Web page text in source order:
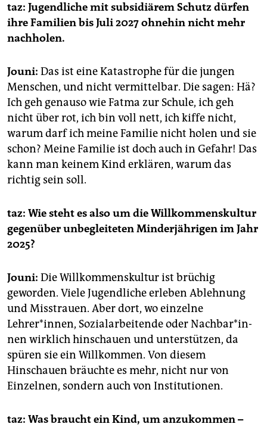
taz: Jugendliche mit subsidiärem Schutz dürfen
ihre Familien bis Juli 2027 ohnehin nicht mehr
nachholen.
Jouni: Das ist eine Katastrophe für die jungen
Menschen, und nicht vermittelbar. Die sagen: Hä?
Ich geh genauso wie Fatma zur Schule, ich geh
nicht über rot, ich bin voll nett, ich kiffe nicht,
warum darf ich meine Familie nicht holen und sie
schon? Meine Familie ist doch auch in Gefahr! Das
kann man keinem Kind erklären, warum das
richtig sein soll.
taz: Wie steht es also um die Willkommenskultur
gegenüber unbegleiteten Minderjährigen im Jahr
2025?
Jouni: Die Willkommenskultur ist brüchig
geworden. Viele Jugendliche erleben Ablehnung
und Misstrauen. Aber dort, wo einzelne
Lehrer*innen, Sozialarbeitende oder Nach­ba­r*in­
nen wirklich hinschauen und unterstützen, da
spüren sie ein Willkommen. Von diesem
Hinschauen bräuchte es mehr, nicht nur von
Einzelnen, sondern auch von Institutionen.
taz: Was braucht ein Kind, um anzukommen –